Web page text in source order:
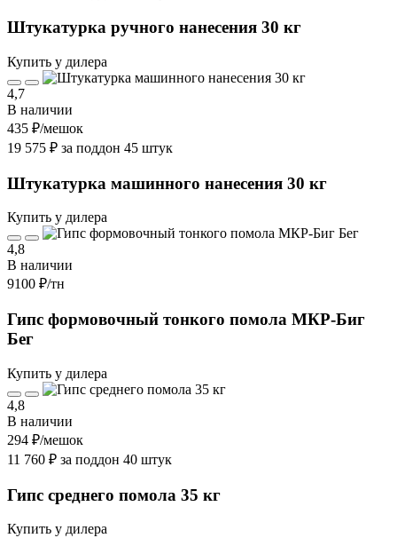
Штукатурка ручного нанесения 30 кг
Купить у дилера
4,7
В наличии
435 ₽/мешок
19 575 ₽ за поддон 45 штук
Штукатурка машинного нанесения 30 кг
Купить у дилера
4,8
В наличии
9100 ₽/тн
Гипс формовочный тонкого помола МКР-Биг
Бег
Купить у дилера
4,8
В наличии
294 ₽/мешок
11 760 ₽ за поддон 40 штук
Гипс среднего помола 35 кг
Купить у дилера